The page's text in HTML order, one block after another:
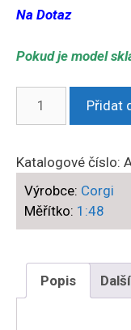
Na Dotaz
Pokud je model
D.VII
(OAW)
Ltn.
Jasta
18
Přidat
Katalogové číslo:
Výrobce: Corgi
Měřítko: 1:48
Popis